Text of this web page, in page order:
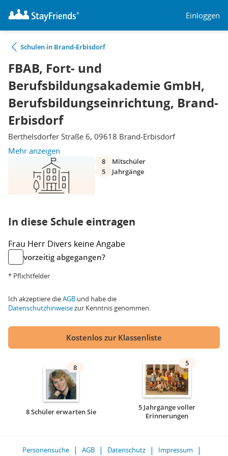
Einloggen
Schulen in Brand-Erbisdorf
FBAB, Fort- und
Berufsbildungsakademie GmbH,
Berufsbildungseinrichtung, Brand-
Erbisdorf
Berthelsdorfer Straße 6, 09618 Brand-Erbisdorf
Mehr anzeigen
8
Mitschüler
5
Jahrgänge
In diese Schule eintragen
Frau Herr Divers keine Angabe
vorzeitig abgegangen?
* Pflichtfelder
Ich akzeptiere dieAGB und habe die
Datenschutzhinweisezur Kenntnis genommen.
Kostenlos zur Klassenliste
8
8 Schüler erwarten Sie
5
5 Jahrgänge voller
Erinnerungen
Personensuche AGB Datenschutz Impressum